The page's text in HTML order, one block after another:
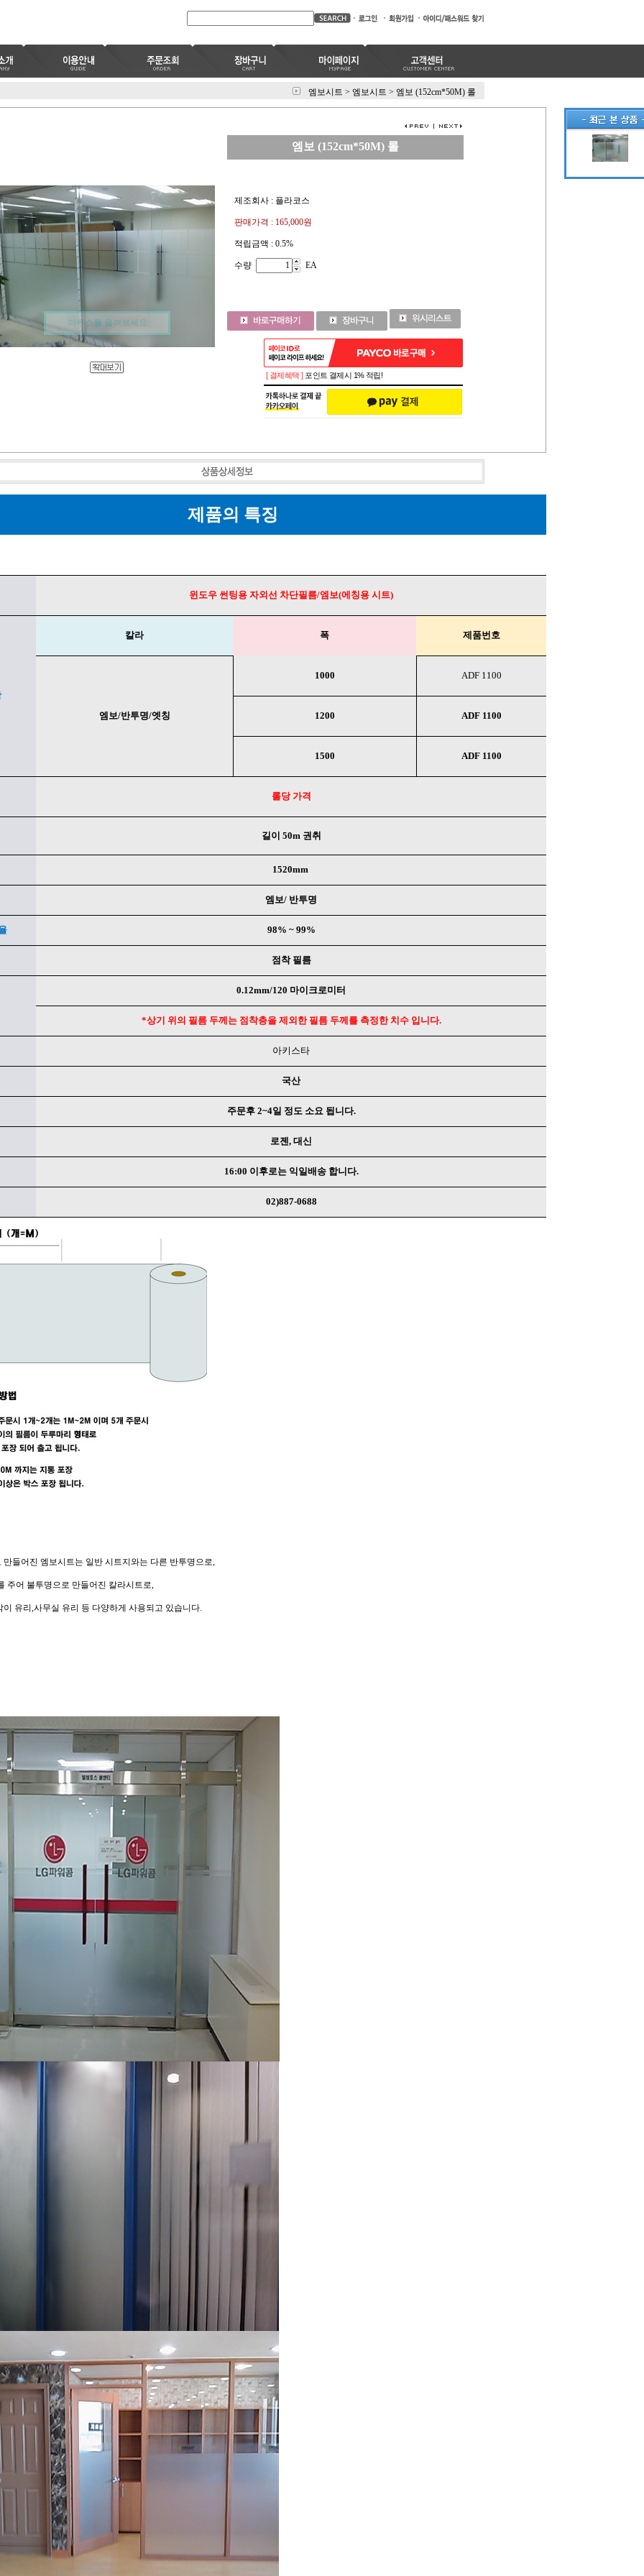
엠보시트 > 엠보시트 > 엠보 (152cm*50M) 롤
마우스를 올려보세요
엠보 (152cm*50M) 롤
제조회사 : 플라코스
판매가격 : 165,000원
적립금액 : 0.5%
수량 EA
페이코 ID로 페이코 라이
[ 결제혜택 ] 포인트 결제시 1% 적립!
제품의 특징
윈도우 썬팅용 자외선 차단필름/엠보(에칭용 시트)
칼라 폭 제품번호
엠보/반투명/엣칭
1000 ADF 1100
1200 ADF 1100
1500 ADF 1100
롤당 가격
길이 50m 권취
1520mm
엠보/ 반투명
98% ~ 99%
점착 필름
0.12mm/120 마이크로미터
*상기 위의 필름 두께는 점착층을 제외한 필름 두께를 측정한 치수 입니다.
아키스타
국산
주문후 2~4일 정도 소요 됩니다.
로젠, 대신
16:00 이후로는 익일배송 합니다.
02)887-0688
만들어진 엠보시트는 일반 시트지와는 다른 반투명으로,
주어 불투명으로 만들어진 칼라시트로,
유리,사무실 유리 등 다양하게 사용되고 있습니다.